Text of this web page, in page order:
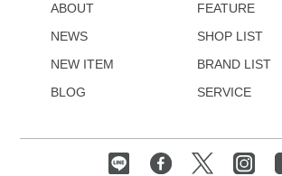
ABOUT
NEWS
NEW ITEM
BLOG
FEATURE
SHOP LIST
BRAND LIST
SERVICE